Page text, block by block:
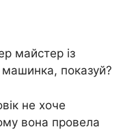
майстер із
показуй?
не хоче
вона провела